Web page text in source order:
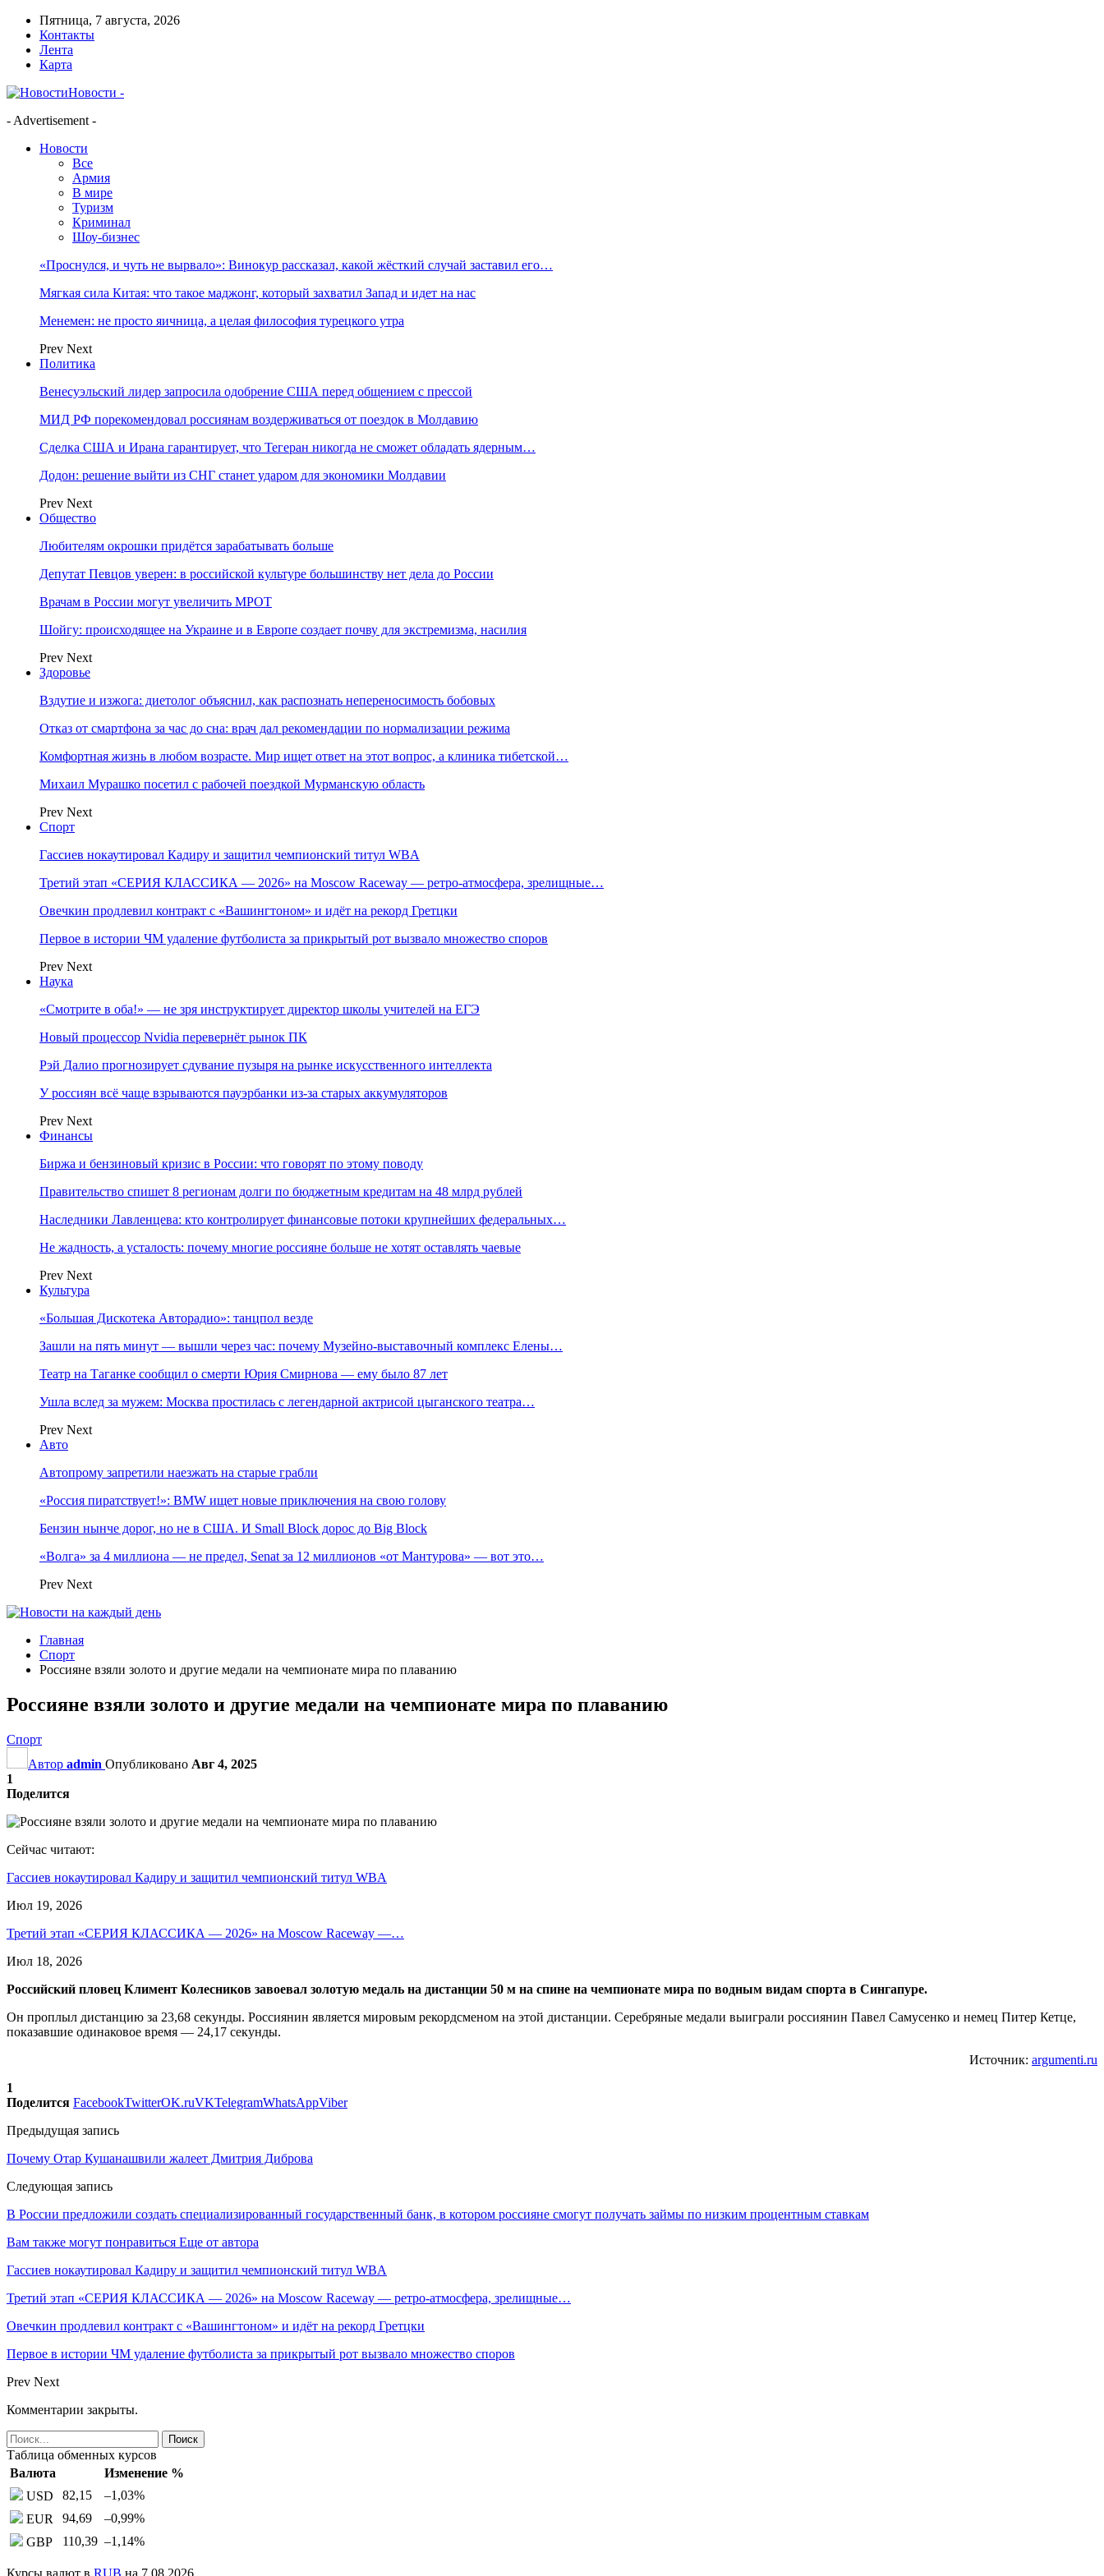
Пятница, 7 августа, 2026
Контакты
Лента
Карта
Новости -
- Advertisement -
Новости
Все
Армия
В мире
Туризм
Криминал
Шоу-бизнес
«Проснулся, и чуть не вырвало»: Винокур рассказал, какой жёсткий случай заставил его…
Мягкая сила Китая: что такое маджонг, который захватил Запад и идет на нас
Менемен: не просто яичница, а целая философия турецкого утра
Prev Next
Политика
Венесуэльский лидер запросила одобрение США перед общением с прессой
МИД РФ порекомендовал россиянам воздерживаться от поездок в Молдавию
Сделка США и Ирана гарантирует, что Тегеран никогда не сможет обладать ядерным…
Додон: решение выйти из СНГ станет ударом для экономики Молдавии
Prev Next
Общество
Любителям окрошки придётся зарабатывать больше
Депутат Певцов уверен: в российской культуре большинству нет дела до России
Врачам в России могут увеличить МРОТ
Шойгу: происходящее на Украине и в Европе создает почву для экстремизма, насилия
Prev Next
Здоровье
Вздутие и изжога: диетолог объяснил, как распознать непереносимость бобовых
Отказ от смартфона за час до сна: врач дал рекомендации по нормализации режима
Комфортная жизнь в любом возрасте. Мир ищет ответ на этот вопрос, а клиника тибетской…
Михаил Мурашко посетил с рабочей поездкой Мурманскую область
Prev Next
Спорт
Гассиев нокаутировал Кадиру и защитил чемпионский титул WBA
Третий этап «СЕРИЯ КЛАССИКА — 2026» на Moscow Raceway — ретро‑атмосфера, зрелищные…
Овечкин продлевил контракт с «Вашингтоном» и идёт на рекорд Гретцки
Первое в истории ЧМ удаление футболиста за прикрытый рот вызвало множество споров
Prev Next
Наука
«Смотрите в оба!» — не зря инструктирует директор школы учителей на ЕГЭ
Новый процессор Nvidia перевернёт рынок ПК
Рэй Далио прогнозирует сдувание пузыря на рынке искусственного интеллекта
У россиян всё чаще взрываются пауэрбанки из-за старых аккумуляторов
Prev Next
Финансы
Биржа и бензиновый кризис в России: что говорят по этому поводу
Правительство спишет 8 регионам долги по бюджетным кредитам на 48 млрд рублей
Наследники Лавленцева: кто контролирует финансовые потоки крупнейших федеральных…
Не жадность, а усталость: почему многие россияне больше не хотят оставлять чаевые
Prev Next
Культура
«Большая Дискотека Авторадио»: танцпол везде
Зашли на пять минут — вышли через час: почему Музейно-выставочный комплекс Елены…
Театр на Таганке сообщил о смерти Юрия Смирнова — ему было 87 лет
Ушла вслед за мужем: Москва простилась с легендарной актрисой цыганского театра…
Prev Next
Авто
Автопрому запретили наезжать на старые грабли
«Россия пиратствует!»: BMW ищет новые приключения на свою голову
Бензин нынче дорог, но не в США. И Small Block дорос до Big Block
«Волга» за 4 миллиона — не предел, Senat за 12 миллионов «от Мантурова» — вот это…
Prev Next
Главная
Спорт
Россияне взяли золото и другие медали на чемпионате мира по плаванию
Россияне взяли золото и другие медали на чемпионате мира по плаванию
Спорт
Автор admin Опубликовано Авг 4, 2025
1
Поделится
Сейчас читают:
Гассиев нокаутировал Кадиру и защитил чемпионский титул WBA
Июл 19, 2026
Третий этап «СЕРИЯ КЛАССИКА — 2026» на Moscow Raceway —…
Июл 18, 2026
Российский пловец Климент Колесников завоевал золотую медаль на дистанции 50 м на спине на чемпионате мира по водным видам спорта в Сингапуре.
Он проплыл дистанцию за 23,68 секунды. Россиянин является мировым рекордсменом на этой дистанции. Серебряные медали выиграли россиянин Павел Самусенко и немец Питер Кетце,
показавшие одинаковое время — 24,17 секунды.
Источник: argumenti.ru
1
Поделится FacebookTwitterOK.ruVKTelegramWhatsAppViber
Предыдущая запись
Почему Отар Кушанашвили жалеет Дмитрия Диброва
Следующая запись
В России предложили создать специализированный государственный банк, в котором россияне смогут получать займы по низким процентным ставкам
Вам также могут понравиться Еще от автора
Гассиев нокаутировал Кадиру и защитил чемпионский титул WBA
Третий этап «СЕРИЯ КЛАССИКА — 2026» на Moscow Raceway — ретро‑атмосфера, зрелищные…
Овечкин продлевил контракт с «Вашингтоном» и идёт на рекорд Гретцки
Первое в истории ЧМ удаление футболиста за прикрытый рот вызвало множество споров
Prev Next
Комментарии закрыты.
Таблица обменных курсов
Валюта
Изменение %
USD
82,15 –1,03%
EUR
94,69 –0,99%
GBP
110,39 –1,14%
Курсы валют в RUB на 7.08.2026